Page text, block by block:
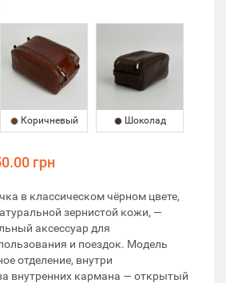
Коричневый Шоколад
грн
в классическом чёрном цвете,
зернистой кожи, —
аксессуар для
и поездок. Модель
отделение, внутри
внутренних кармана — открытый